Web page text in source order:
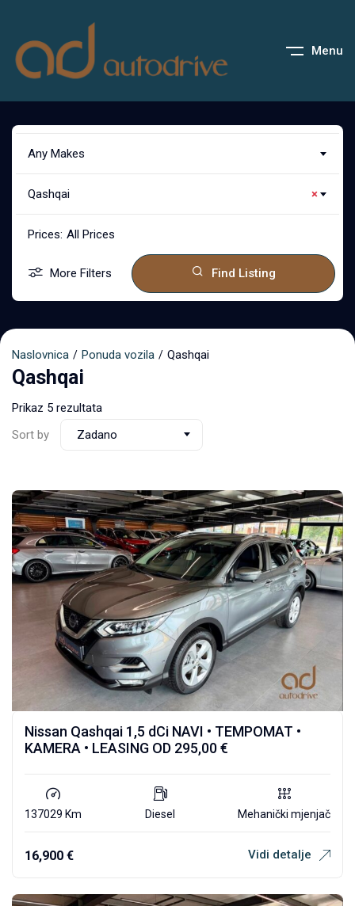
Menu
Any Makes
×
Qashqai
Prices: All Prices
More Filters Find Listing
Naslovnica Ponuda vozila Qashqai
Qashqai
Prikaz 5 rezultata
Sort by
Zadano
Nissan Qashqai 1,5 dCi NAVI • TEMPOMAT •
KAMERA • LEASING OD 295,00 €
137029 Km Diesel Mehanički mjenjač
16,900 € Vidi detalje